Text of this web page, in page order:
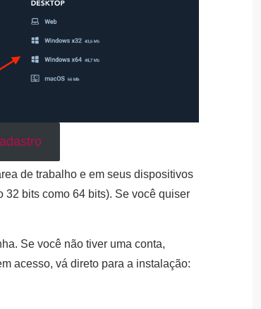
de trabalho e em seus dispositivos
32 bits como 64 bits). Se você quiser
Se você não tiver uma conta,
acesso, vá direto para a instalação: